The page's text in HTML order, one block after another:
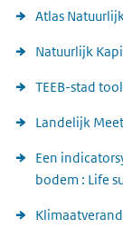
Atlas
Natuurlijk
TEEB-stad tool
Landelijk
Een
bodem : Life